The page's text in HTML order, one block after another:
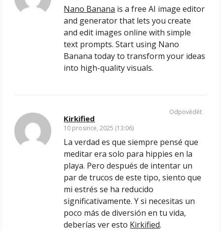
Nano Banana is a free AI image editor
and generator that lets you create
and edit images online with simple
text prompts. Start using Nano
Banana today to transform your ideas
into high-quality visuals.
Kirkified
10 prosince, 2025 (13:06)
La verdad es que siempre pensé que
meditar era solo para hippies en la
playa. Pero después de intentar un
par de trucos de este tipo, siento que
mi estrés se ha reducido
significativamente. Y si necesitas un
poco más de diversión en tu vida,
deberías ver esto Kirkified.
Odpovědět